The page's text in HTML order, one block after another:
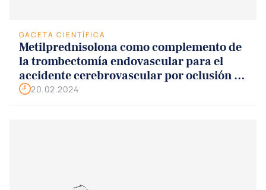
GACETA CIENTÍFICA
Metilprednisolona como complemento de
la trombectomía endovascular para el
accidente cerebrovascular por oclusión de
grandes vasos
20.02.2024